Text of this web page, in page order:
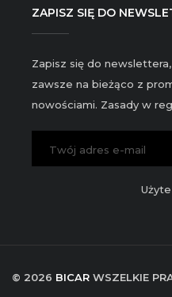
ZAPISZ SIĘ DO
Zapisz się do
zawsze na bieżąco z
nowościami. Zasady w
© 2026 BICAR WSZELKIE